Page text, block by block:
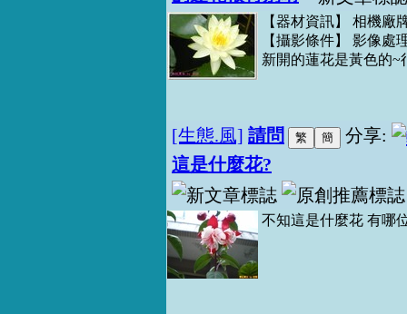
【器材資訊】 相機廠
【攝影條件】 影像
新開的蓮花是黃色的
分享:
[生態.風] 請問
這是什麼花?
不知這是什麼花 有哪